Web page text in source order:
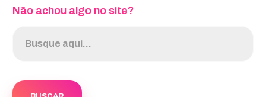
Não achou algo no site?